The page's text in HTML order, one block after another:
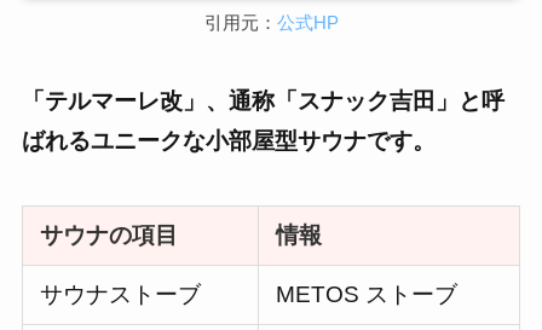
引用元： 公式HP
「テルマーレ改」、通称「スナック吉田」と呼
ばれるユニークな小部屋型サウナです。
サウナの項目 情報
サウナストーブ METOS ストーブ